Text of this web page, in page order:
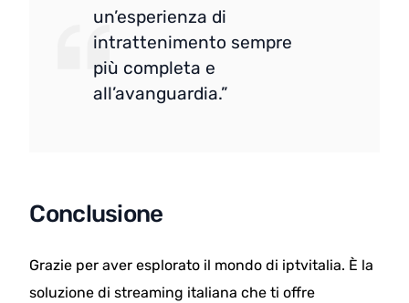
un’esperienza di
intrattenimento sempre
più completa e
all’avanguardia.”
Conclusione
Grazie per aver esplorato il mondo di iptvitalia. È la
soluzione di streaming italiana che ti offre